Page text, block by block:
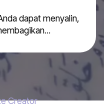
dapat menyalin,
Creator